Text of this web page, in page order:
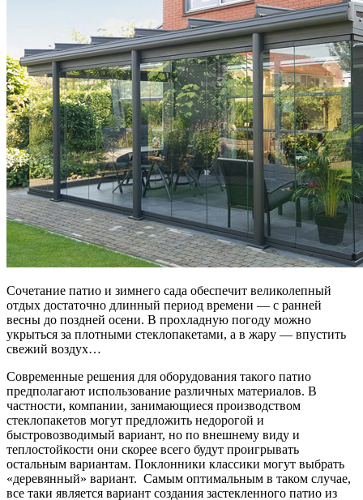
Сочетание патио и зимнего сада обеспечит великолепный
отдых достаточно длинный период времени — с ранней
весны до поздней осени. В прохладную погоду можно
укрыться за плотными стеклопакетами, а в жару — впустить
свежий воздух…
Современные решения для оборудования такого патио
предполагают использование различных материалов. В
частности, компании, занимающиеся производством
стеклопакетов могут предложить недорогой и
быстровозводимый вариант, но по внешнему виду и
теплостойкости они скорее всего будут проигрывать
остальным вариантам. Поклонники классики могут выбрать
«деревянный» вариант. Самым оптимальным в таком случае,
все таки является вариант создания застекленного патио из